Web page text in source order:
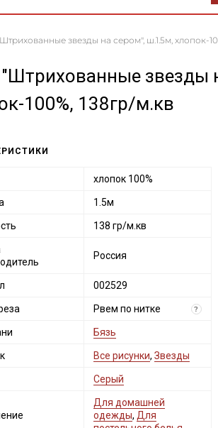
звезды на сером", ш.1.5м, хлопок-
"Штрихованные звезды
100%, 138гр/м.кв
хлопок 100%
1.5м
138 гр/м.кв
Россия
002529
Рвем по нитке ?
Бязь
Все рисунки, Звезды
Серый
Для домашней
одежды, Для